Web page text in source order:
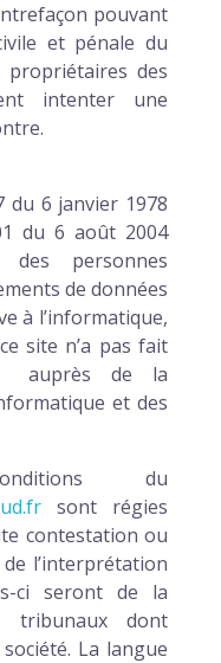
pouvant
et pénale du
des
intenter une
du 6 janvier 1978
du 6 août 2004
personnes
de données
à l’informatique,
site n’a pas fait
auprès de la
et des
du
sont régies
contestation ou
l’interprétation
ci seront de la
tribunaux dont
La langue